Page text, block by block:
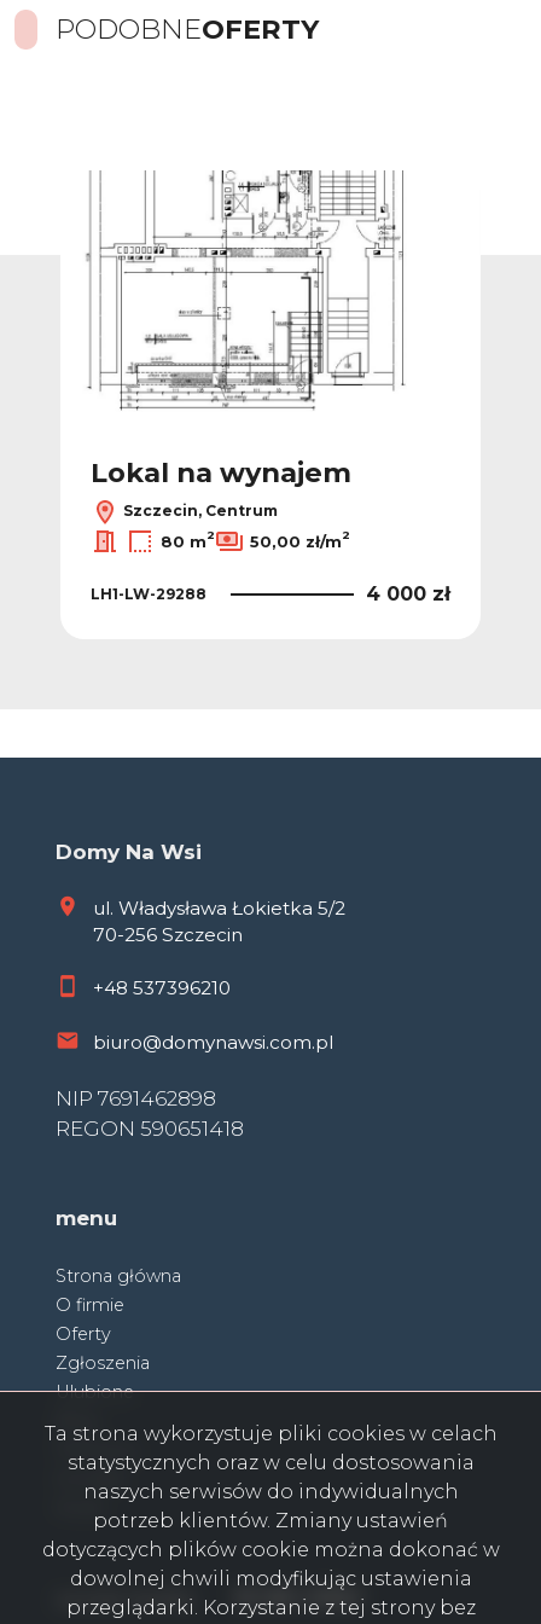
PODOBNEOFERTY
Lokal na wynajem
Szczecin, Centrum
80 m2 50,00 zł/m2
LH1-LW-29288 4 000 zł
Domy Na Wsi
ul. Władysława Łokietka 5/2
70-256 Szczecin
+48 537396210
biuro@domynawsi.com.pl
NIP 7691462898
REGON 590651418
menu
Strona główna
O firmie
Oferty
Zgłoszenia
Ulubione
Kontakt
social media Facebook
Facebook
Facebook
Facebook
Facebook
Facebook
Facebook
Ta strona wykorzystuje pliki cookies w celach
statystycznych oraz w celu dostosowania
naszych serwisów do indywidualnych
potrzeb klientów. Zmiany ustawień
dotyczących plików cookie można dokonać w
dowolnej chwili modyfikując ustawienia
przeglądarki. Korzystanie z tej strony bez